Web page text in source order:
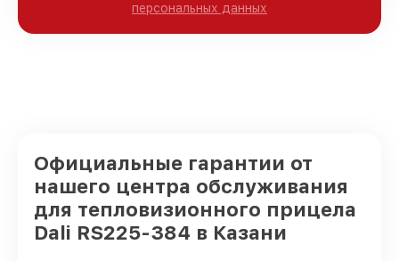
персональных данных
Официальные гарантии от
нашего центра обслуживания
для тепловизионного прицела
Dali RS225-384 в Казани